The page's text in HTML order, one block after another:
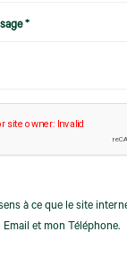
*
à ce que le site
Email et mon Téléphone.